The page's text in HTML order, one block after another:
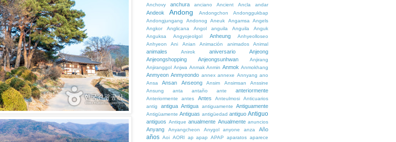
Anchovy
anchura anciano Ancient Ancla andar
Andeok Andong Andongchon
Andonggukbap
Andongjungang
Andonog Aneuk Angamsa
Angels
Angkor
Anglicana Angol anguila Anguila
Anguk
Anguksa
Angyojeolgol Anheung
Anhyeolloseo
Anhyeon
Ani Anian Animación animados Animal
animales Anirok aniversario
Anjeong
Anjeongshopping
Anjeongsunhwan
Anjirang
Anjiranggol Anjwa Anmak Anmin Anmok Anmokhang
Anmyeon Anmyeondo annex annexe Annyang ano
Ansa
Ansan Anseong Ansim Ansimsan
Anssine
Ansung
anta antaño ante anteriormente
Anteriormente antes Antes Anteulmosi
Anticuarios
antig
antigua Antigua antiguamente Antiguamente
Antigüamente Antiguas antigüedad antiguo Antiguo
antiguos Antique anualmente Anualmente anuncios
Anyang Anyangcheon Anygol anyone anza Año
años Aoi AORI ap apap APAP aparatos aparece